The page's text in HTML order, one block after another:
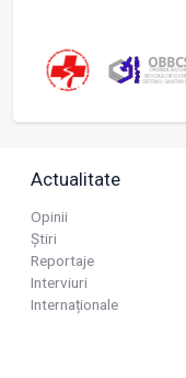
Actualitate
Opinii
Știri
Reportaje
Interviuri
Internaționale